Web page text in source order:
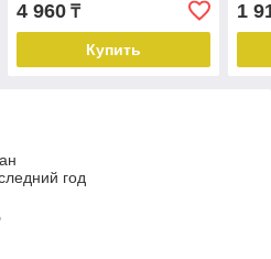
4 960₸
Купить
1
год